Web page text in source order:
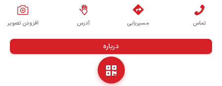
تماس مسیریابی آدرس افزودن تصویر
درباره